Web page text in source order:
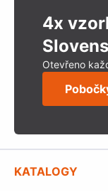
4x
Otevřeno
KATALOGY